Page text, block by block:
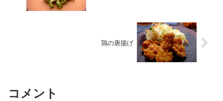
鶏の唐揚げ
コメント